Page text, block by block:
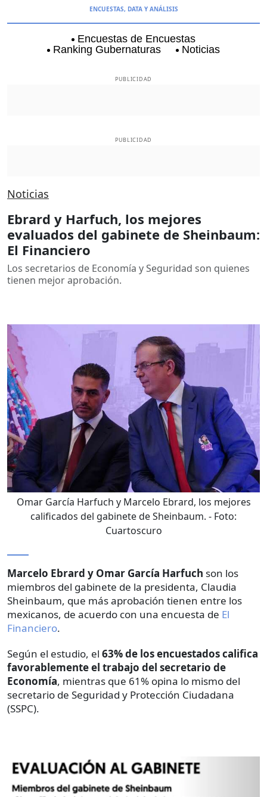
ENCUESTAS, DATA Y ANÁLISIS
Encuestas de Encuestas
Ranking Gubernaturas
Noticias
PUBLICIDAD
PUBLICIDAD
Noticias
Ebrard y Harfuch, los mejores
evaluados del gabinete de Sheinbaum:
El Financiero
Los secretarios de Economía y Seguridad son quienes
tienen mejor aprobación.
Omar García Harfuch y Marcelo Ebrard, los mejores
calificados del gabinete de Sheinbaum. - Foto:
Cuartoscuro
Marcelo Ebrard y Omar García Harfuch son los
miembros del gabinete de la presidenta, Claudia
Sheinbaum, que más aprobación tienen entre los
mexicanos, de acuerdo con una encuesta de El
Financiero.
Según el estudio, el 63% de los encuestados califica
favorablemente el trabajo del secretario de
Economía, mientras que 61% opina lo mismo del
secretario de Seguridad y Protección Ciudadana
(SSPC).